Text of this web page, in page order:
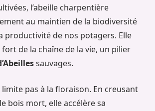
l’abeille charpentière
au maintien de la biodiversité
productivité de nos potagers. Elle
de la chaîne de la vie, un pilier
sauvages.
limite pas à la floraison. En creusant
bois mort, elle accélère sa